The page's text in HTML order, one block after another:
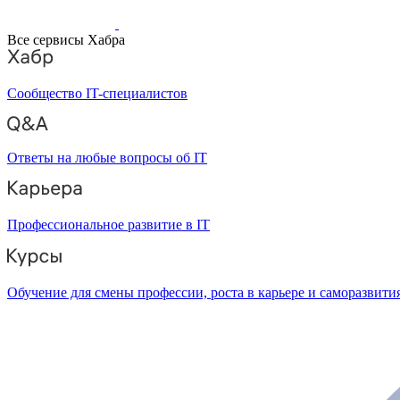
Все сервисы Хабра
Сообщество IT-специалистов
Ответы на любые вопросы об IT
Профессиональное развитие в IT
Обучение для смены профессии, роста в карьере и